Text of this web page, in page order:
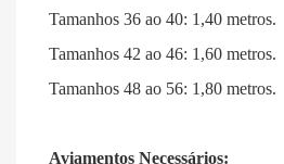
Tamanhos 36 ao 40: 1,40 metros.
Tamanhos 42 ao 46: 1,60 metros.
Tamanhos 48 ao 56: 1,80 metros.
Aviamentos Necessários: